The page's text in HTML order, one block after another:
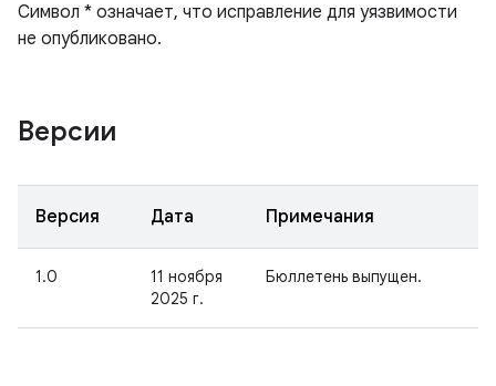
Символ * означает, что исправление для уязвимости
не опубликовано.
Версии
Версия Дата Примечания
1.0
11 ноября
2025 г.
Бюллетень выпущен.